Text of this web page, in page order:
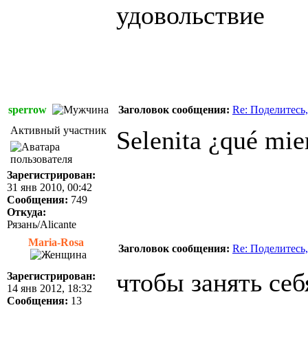
удовольствие
sperrow Заголовок сообщения: Re:
Активный участник
Зарегистрирован:
31 янв 2010, 00:42
Сообщения: 749
Откуда:
Рязань/Alicante
Selenita ¿qué
Maria-Rosa
Заголовок сообщения: Re:
Зарегистрирован:
14 янв 2012, 18:32
Сообщения: 13
чтобы занять